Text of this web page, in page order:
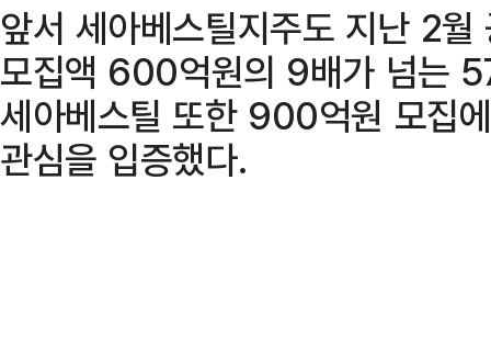
앞서 세아베스틸지주도 지난 2
모집액 600억원의 9배가 넘는
세아베스틸 또한 900억원 모집
관심을 입증했다.